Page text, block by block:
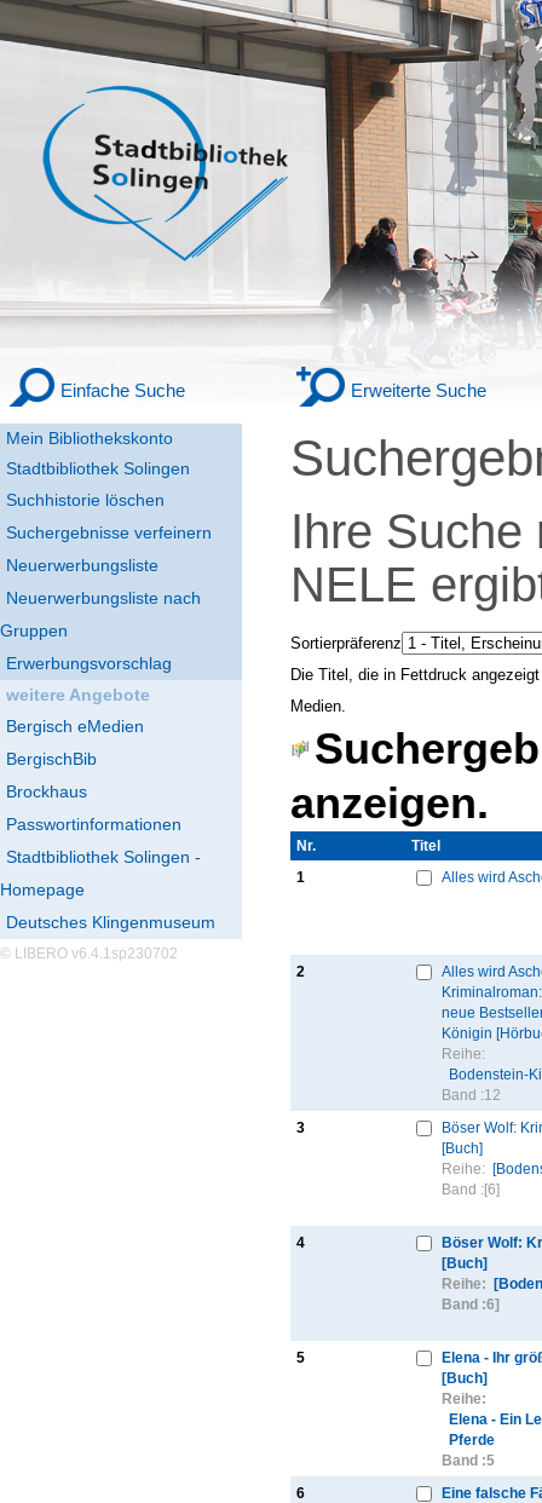
Mein Bibliothekskonto
Stadtbibliothek Solingen
Einfache Suche Erweiterte Suche
Suchhistorie löschen
Suchergebnisse verfeinern
Neuerwerbungsliste
Neuerwerbungsliste nach
Gruppen
Erwerbungsvorschlag
weitere Angebote
Bergisch eMedien
BergischBib
Brockhaus
Passwortinformationen
Stadtbibliothek Solingen -
Homepage
Deutsches Klingenmuseum
© LIBERO v6.4.1sp230702
Ihre
NELE
Sortierpräferenz
Die Titel, die in Fettdruck
Medien.
anzeigen.
Nr.
Titel
1
Alles wird
2
Alles wird
neue
Königin
Reihe:
Bodenstein-
Band :12
3
Böser Wolf:
[Buch]
Reihe:
Band :[6]
4
Böser Wolf:
[Buch]
Reihe:
Band :6]
5
Elena - Ihr
[Buch]
Reihe:
Elena - Ein
Pferde
Band :5
6
Eine falsche